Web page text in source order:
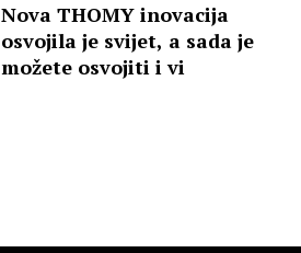
Nova THOMY inovacija
osvojila je svijet, a sada je
možete osvojiti i vi